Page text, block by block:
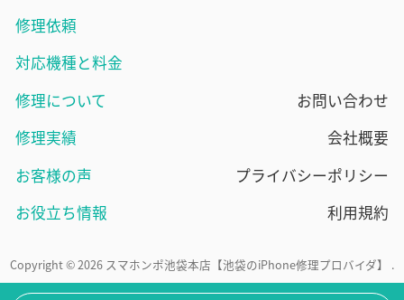
修理依頼
対応機種と料金
修理について
修理実績
お客様の声
お役立ち情報
お問い合わせ
会社概要
プライバシーポリシー
利用規約
Copyright © 2026 スマホンポ池袋本店【池袋のiPhone修理プロバイダ】 .